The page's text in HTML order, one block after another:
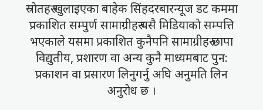
स्राेतहरु खुलाइएका बाहेक सिंहदरबारन्यूज डट कममा
प्रकाशित सम्पुर्ण सामाग्रीहरु यसै मिडियाकाे सम्पत्ति
भएकाले यसमा प्रकाशित कुनैपनि सामाग्रीहरु छापा
विद्युतीय, प्रशारण वा अन्य कुनै माध्यमबाट पुन:
प्रकाशन वा प्रसारण लिनुगर्नु अघि अनुमति लिन
अनुराेध छ ।